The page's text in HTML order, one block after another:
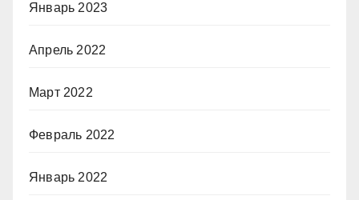
Январь 2023
Апрель 2022
Март 2022
Февраль 2022
Январь 2022